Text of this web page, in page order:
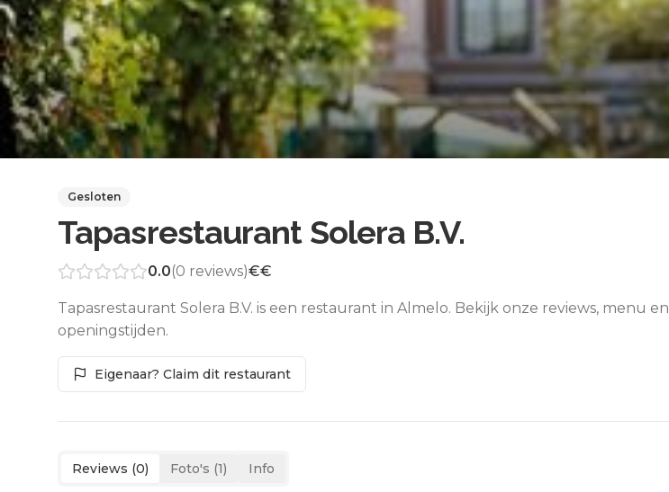
Gesloten
Tapasrestaurant Solera B.V.
0.0(0 reviews)€€
Tapasrestaurant Solera B.V. is een restaurant in Almelo. Bekijk onze reviews, menu en
openingstijden.
Eigenaar? Claim dit restaurant
Reviews (0) Foto's (1) Info